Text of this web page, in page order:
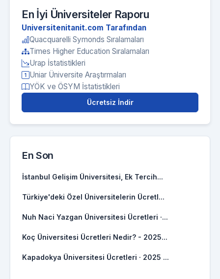
En İyi Üniversiteler Raporu
Universitenitanit.com Tarafından
Quacquarelli Symonds Sıralamaları
Times Higher Education Sıralamaları
Urap İstatistikleri
Uniar Üniversite Araştırmaları
YÖK ve ÖSYM İstatistikleri
Ücretsiz İndir
En Son
İstanbul Gelişim Üniversitesi, Ek Tercih...
Türkiye'deki Özel Üniversitelerin Ücretl...
Nuh Naci Yazgan Üniversitesi Ücretleri ·...
Koç Üniversitesi Ücretleri Nedir? - 2025...
Kapadokya Üniversitesi Ücretleri · 2025 ...